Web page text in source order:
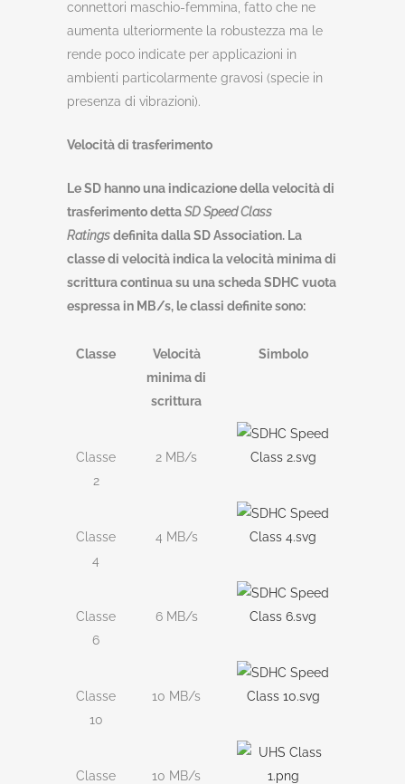
connettori maschio-femmina, fatto che ne
aumenta ulteriormente la robustezza ma le
rende poco indicate per applicazioni in
ambienti particolarmente gravosi (specie in
presenza di vibrazioni).
Velocità di trasferimento
Le SD hanno una indicazione della velocità di
trasferimento dettaSD Speed Class
Ratingsdefinita dalla SD Association. La
classe di velocità indica la velocità minima di
scrittura continua su una scheda SDHC vuota
espressa in MB/s, le classi definite sono:
Classe
Velocità
minima di
scrittura
Simbolo
Classe
2
2 MB/s
Classe
4
4 MB/s
Classe
6
6 MB/s
Classe
10
10 MB/s
Classe
10 MB/s